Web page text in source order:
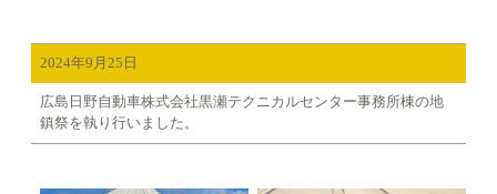
2024年9月25日
広島日野自動車株式会社黒瀬テクニカルセンター事務所棟の地
鎮祭を執り行いました。